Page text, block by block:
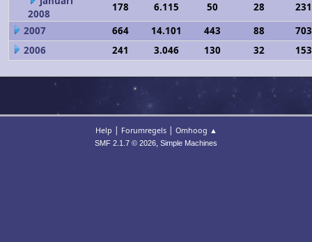
2008
178 6.115 50 28
2007
664 14.101 443 88
2006
241 3.046 130 32
Help | Forumregels| Omhoog ▲
SMF 2.1.7 © 2026, Simple Machines